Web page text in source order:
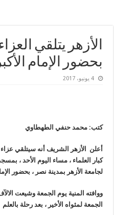
الأزهر يتلقي
بحضور الإمام
4 يونيو، 2017
كتب: محمد حنفي الطهطاوي
أعلن الأزهر الشريف أنه سيتلقي
كبار العلماء ، مساء اليوم الأحد ،
لجامعة الأزهر بمدينة نصر ، بحضور
ووافته المنية يوم الجمعة وشيعت
الجمعة لمثواه الأخير ، بعد رحلة بالعلم